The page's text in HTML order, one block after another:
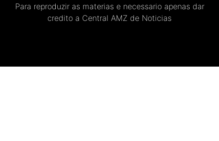
Para reproduzir as materias e necessario apenas dar
credito a Central AMZ de Noticias